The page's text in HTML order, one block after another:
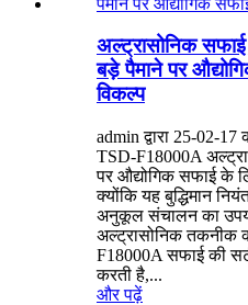
अल्ट्रासोनिक
बड़े पैमाने पर
विकल्प
admin द्वारा 25-02-17
TSD-F18000A
पर औद्योगिक सफाई के
क्योंकि यह बुद्धिमान
अनुकूल संचालन का
अल्ट्रासोनिक तकनीक
F18000A सफाई की
करती है,...
और पढ़ें